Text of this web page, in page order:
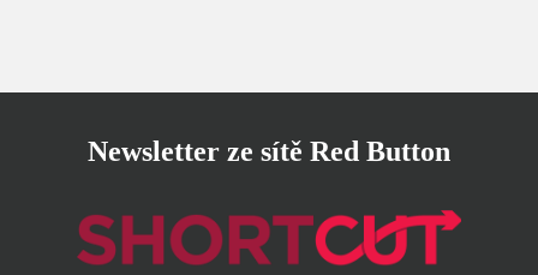
Newsletter ze sítě Red Button